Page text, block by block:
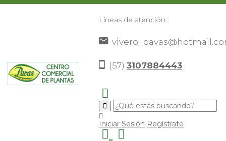
Líneas de atención:
(57) 3107884443
Iniciar Sesión Regístrate
Vivero Pavas
Inicio